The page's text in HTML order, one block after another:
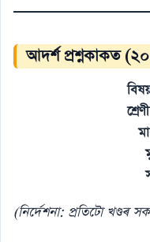
আদৰ্শ প্ৰশ্নকাকত
(নিৰ্দেশনা: প্ৰতিটো খণ্ডৰ